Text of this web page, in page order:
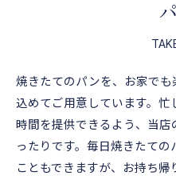
焼きたてのパンを、お家で
込めてご用意しています。
時間を提供できるよう、当
ったりです。毎日焼きたて
こともできますが、お持ち